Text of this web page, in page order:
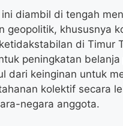
ini diambil di tengah
geopolitik, khususnya
di Timur
peningkatan
dari keinginan untuk
kolektif secara
negara anggota.